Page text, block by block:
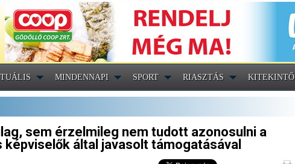
MINDENNAPI SPORT RIASZTÁS KITEKINTŐ
sem érzelmileg nem tudott azonosulni a
által javasolt támogatásával